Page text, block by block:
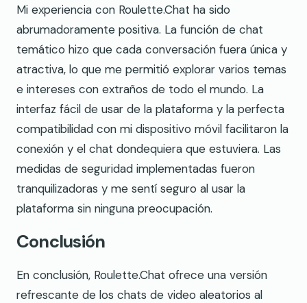
Mi experiencia con Roulette.Chat ha sido
abrumadoramente positiva. La función de chat
temático hizo que cada conversación fuera única y
atractiva, lo que me permitió explorar varios temas
e intereses con extraños de todo el mundo. La
interfaz fácil de usar de la plataforma y la perfecta
compatibilidad con mi dispositivo móvil facilitaron la
conexión y el chat dondequiera que estuviera. Las
medidas de seguridad implementadas fueron
tranquilizadoras y me sentí seguro al usar la
plataforma sin ninguna preocupación.
Conclusión
En conclusión, Roulette.Chat ofrece una versión
refrescante de los chats de video aleatorios al